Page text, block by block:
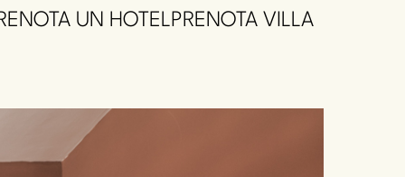
UN HOTELPRENOTA VILLA